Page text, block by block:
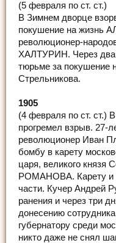
(5 февраля по ст. ст.)
В Зимнем дворце
покушение на жизнь
революционер-
ХАЛТУРИН. Через два
тюрьме за покушение
Стрельникова.
1905
(4 февраля по ст. ст.)
прогремел взрыв. 27-
революционер Иван
бомбу в карету
царя, великого князя
РОМАНОВА. Карету и
части. Кучер Андрей
ранения и через три
донесению
губернатору среди
никто даже не снял